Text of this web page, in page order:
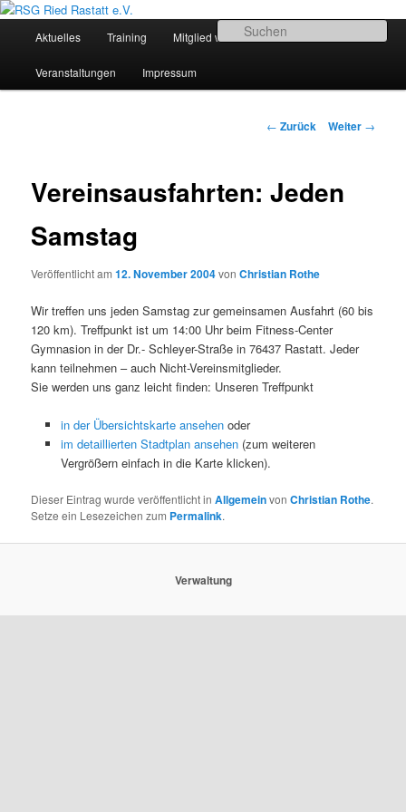
Zum
wechseln
RSG Ried Rastatt e.V.
Sportliches Radfahren in Mittelbaden
Aktuelles Training Mitglied werden Termine
Veranstaltungen Impressum
Beitrags-
← Zurück Weiter →
Vereinsausfahrten: Jeden
Samstag
Veröffentlicht am12. November 2004vonChristian Rothe
Wir treffen uns jeden Samstag zur gemeinsamen Ausfahrt (60 bis
120 km). Treffpunkt ist um 14:00 Uhr beim Fitness-Center
Gymnasion in der Dr.- Schleyer-Straße in 76437 Rastatt. Jeder
kann teilnehmen – auch Nicht-Vereinsmitglieder.
Sie werden uns ganz leicht finden: Unseren Treffpunkt
in der Übersichtskarte ansehenoder
im detaillierten Stadtplan ansehen(zum weiteren
Vergrößern einfach in die Karte klicken).
Dieser Eintrag wurde veröffentlicht inAllgemeinvonChristian Rothe.
Setze ein Lesezeichen zum Permalink.
Verwaltung